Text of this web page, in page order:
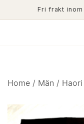
to
Fri frakt
Home / Män / Haori